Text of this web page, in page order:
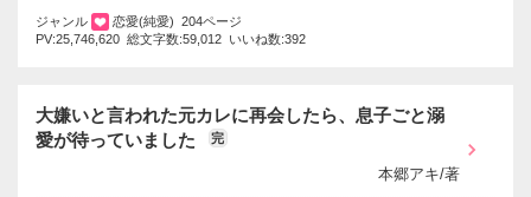
ジャンル
恋愛(純愛) 204ページ
PV:25,746,620 総文字数:59,012 いいね数:392
大嫌いと言われた元カレに再会したら、息子ごと溺
愛が待っていました
完
本郷アキ/著